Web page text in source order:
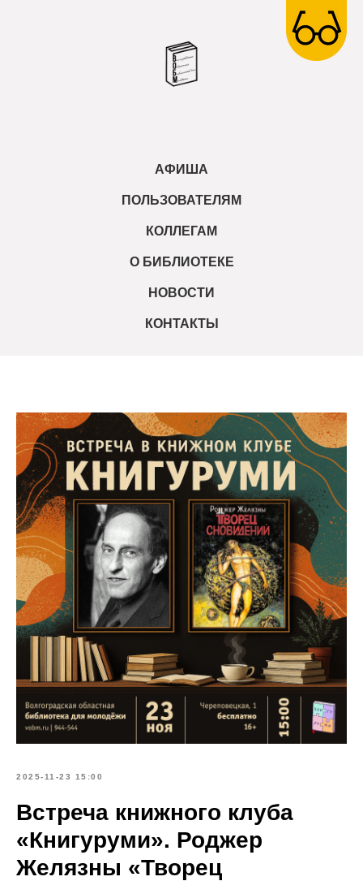
АФИША
ПОЛЬЗОВАТЕЛЯМ
КОЛЛЕГАМ
О БИБЛИОТЕКЕ
НОВОСТИ
КОНТАКТЫ
2025-11-23 15:00
Встреча книжного клуба
«Книгуруми». Роджер
Желязны «Творец